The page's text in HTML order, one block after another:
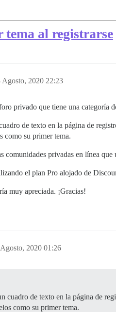
tema al registrarse
Agosto, 2020 22:23
privado que tiene una categoría
de texto en la página de
como su primer tema.
comunidades privadas en línea
el plan Pro alojado de
muy apreciada. ¡Gracias!
2020 01:26
cuadro de texto en la página de
como su primer tema.